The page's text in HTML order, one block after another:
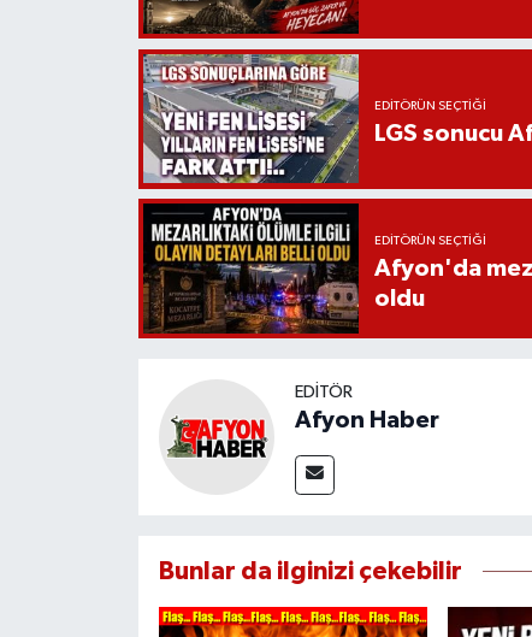
EDITÖRÜN SEÇTIĞI
LGS sonucu
EDITÖRÜN SEÇTIĞI
Afyon'da
oldu
EDITÖR
Afyon Haber
Bunlar da ilginizi çekebilir